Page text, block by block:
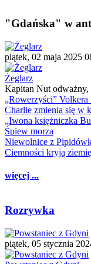
"Gdańska" w
piątek, 02 maja 2025
Żeglarz
Kapitan Nut odważny,
„Rowerzyści” Volkera
Charlie zmienia się w
„Iwona księżniczka
Śpiew morza
Niewolnice z
Ciemności kryją ziemię
więcej ...
Rozrywka
piątek, 05 stycznia